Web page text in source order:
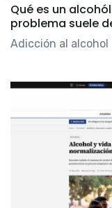
Qué es un
problema suele
Adicción al alcohol